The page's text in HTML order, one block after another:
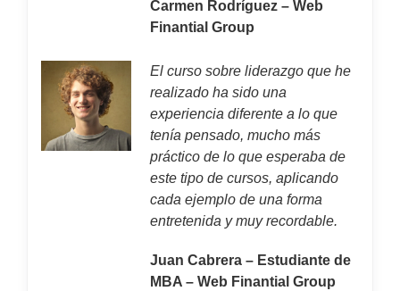
Carmen Rodríguez – Web
Finantial Group
El curso sobre liderazgo que he
realizado ha sido una
experiencia diferente a lo que
tenía pensado, mucho más
práctico de lo que esperaba de
este tipo de cursos, aplicando
cada ejemplo de una forma
entretenida y muy recordable.
Juan Cabrera – Estudiante de
MBA – Web Finantial Group